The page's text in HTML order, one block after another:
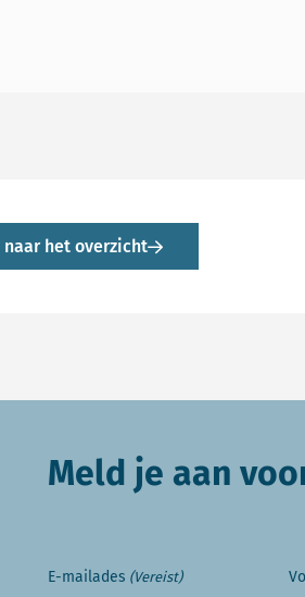
naar het overzicht
Meld je aan
E-mailades (Vereist)